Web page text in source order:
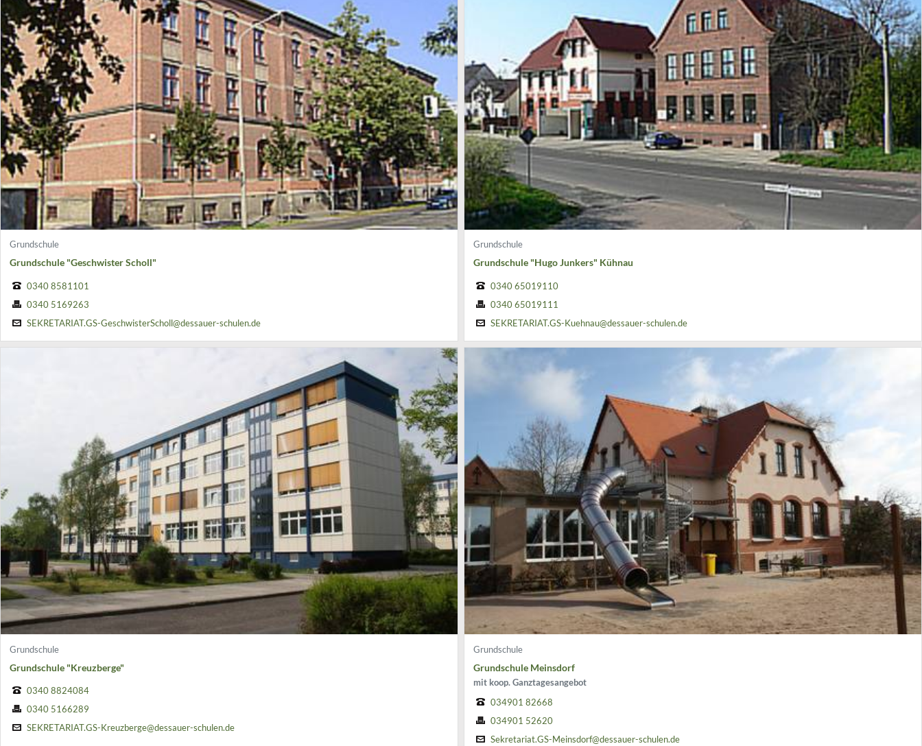
Grundschule
Grundschule "Geschwister Scholl"
0340 8581101
0340 5169263
SEKRETARIAT.GS-GeschwisterScholl@dessauer-schulen.de
Grundschule
Grundschule "Hugo Junkers" Kühnau
0340 65019110
0340 65019111
SEKRETARIAT.GS-Kuehnau@dessauer-schulen.de
Grundschule
Grundschule "Kreuzberge"
0340 8824084
0340 5166289
SEKRETARIAT.GS-Kreuzberge@dessauer-schulen.de
Grundschule
Grundschule Meinsdorf
mit koop. Ganztagesangebot
034901 82668
034901 52620
Sekretariat.GS-Meinsdorf@dessauer-schulen.de